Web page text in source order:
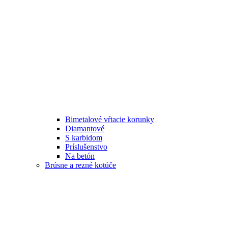
Bimetalové vŕtacie korunky
Diamantové
S karbidom
Príslušenstvo
Na betón
Brúsne a rezné kotúče